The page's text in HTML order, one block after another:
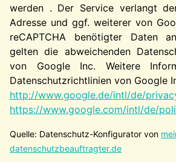
werden . Der Service verlangt
Adresse und ggf. weiterer von
reCAPTCHA benötigter Daten
gelten die abweichenden
von Google Inc. Weitere
Datenschutzrichtlinien von Google
http://www.google.de/intl/de/
https://www.google.com/intl/de/
Quelle: Datenschutz-Konfigurator von
datenschutzbeauftragter.de